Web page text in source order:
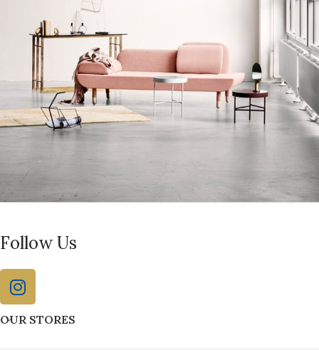
Rhoncus quisque sollicitudin
Follow Us
OUR STORES